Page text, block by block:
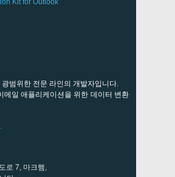
Kit for Outlook
범위한 전문 라인의 개발자입니다.
메일 애플리케이션을 위한 데이터 변환
로 7, 마크햄,